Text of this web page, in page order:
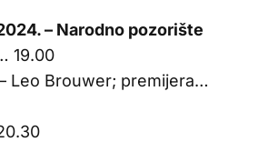
– Narodno pozorište
19.00
Leo Brouwer; premijera…